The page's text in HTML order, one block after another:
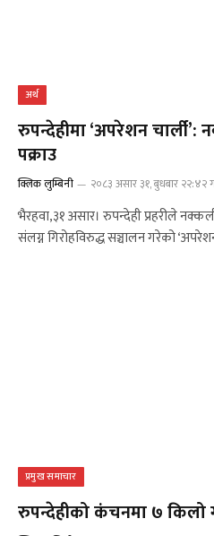
अर्थ
रुपन्देहीमा ‘अपरेशन
पक्राउ
क्लिक लुम्बिनी २०८३ असार ३१, बुधबार २२:४२
भैरहवा,३१ असार। रुपन्देही प्रहरीले
संलग्न गिरोहविरुद्ध सञ्चालन गरेको
प्रमुख समाचार
रुपन्देहीको कंचनमा ७ किलो